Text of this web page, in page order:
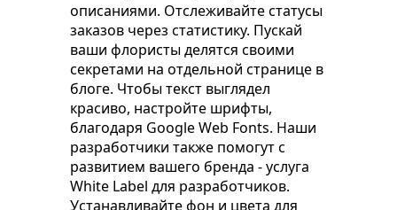
описаниями. Отслеживайте статусы
заказов через статистику. Пускай
ваши флористы делятся своими
секретами на отдельной странице в
блоге. Чтобы текст выглядел
красиво, настройте шрифты,
благодаря Google Web Fonts. Наши
разработчики также помогут с
развитием вашего бренда - услуга
White Label для разработчиков.
Устанавливайте фон и цвета для